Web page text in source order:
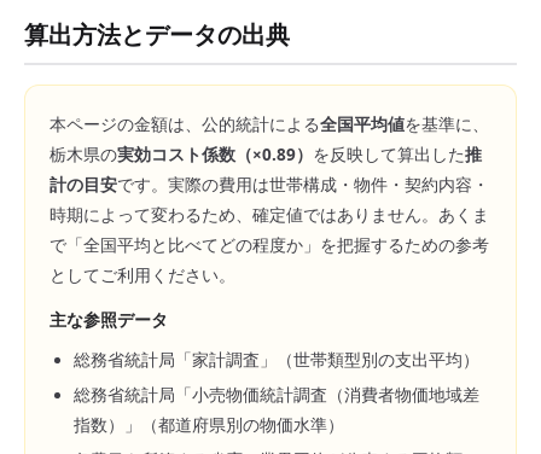
算出方法とデータの出典
本ページの金額は、公的統計による全国平均値を基準に、
栃木県の実効コスト係数（×0.89） を反映して算出した推
計の目安です。実際の費用は世帯構成・物件・契約内容・
時期によって変わるため、確定値ではありません。あくま
で「全国平均と比べてどの程度か」を把握するための参考
としてご利用ください。
主な参照データ
総務省統計局「家計調査」（世帯類型別の支出平均）
総務省統計局「小売物価統計調査（消費者物価地域差
指数）」（都道府県別の物価水準）